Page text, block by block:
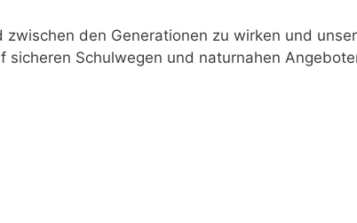
den Generationen zu wirken und
Schulwegen und naturnahen